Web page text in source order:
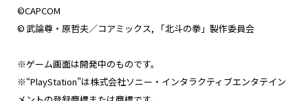
©CAPCOM
© 武論尊・原哲夫／コアミックス, 「北斗の拳」製作委員会
※ゲーム画面は開発中のものです。
※“PlayStation”は株式会社ソニー・インタラクティブエンタテイン